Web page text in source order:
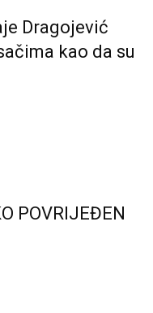
Dragojević
kao da su
POVRIJEĐEN